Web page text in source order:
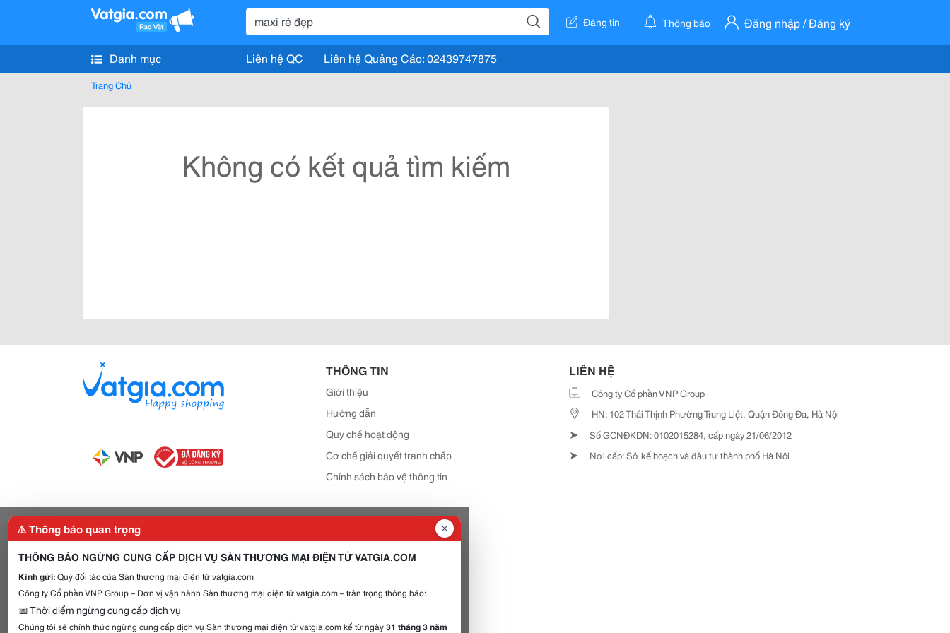
Đăng tin Thông báo Đăng nhập / Đăng ký
Danh mục Liên hệ QC Liên hệ Quảng Cáo: 02439747875
Trang Chủ
Không có kết quả tìm kiếm
THÔNG TIN
Giới thiệu
Hướng dẫn
Quy chế hoạt động
Cơ chế giải quyết tranh chấp
Chính sách bảo vệ thông tin
LIÊN HỆ
Công ty Cổ phần VNP Group
HN: 102 Thái Thịnh Phường Trung Liệt, Quận Đống Đa, Hà Nội
➤ Số GCNĐKDN: 0102015284, cấp ngày 21/06/2012
➤ Nơi cấp: Sở kế hoạch và đầu tư thành phố Hà Nội
⚠️ Thông báo quan trọng
THÔNG BÁO NGỪNG CUNG CẤP DỊCH VỤ SÀN THƯƠNG MẠI ĐIỆN TỬ VATGIA.COM
Kính gửi:Quý đối tác của Sàn thương mại điện tử vatgia.com
Công ty Cổ phần VNP Group – Đơn vị vận hành Sàn thương mại điện tử vatgia.com – trân trọng thông báo:
📅 Thời điểm ngừng cung cấp dịch vụ
Chúng tôi sẽ chính thức ngừng cung cấp dịch vụ Sàn thương mại điện tử vatgia.com kể từ ngày31 tháng 3 năm